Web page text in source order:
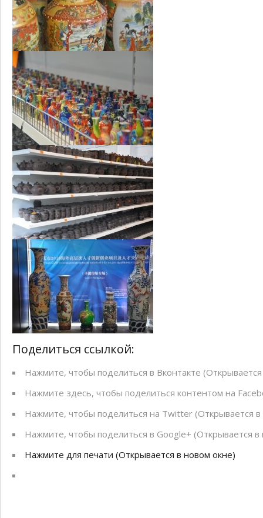
Поделиться ссылкой:
Нажмите, чтобы поделиться в Вконтакте
Нажмите здесь, чтобы поделиться контентом на
Нажмите, чтобы поделиться на Twitter (Открывается
Нажмите, чтобы поделиться в Google+ (Открывается в
Нажмите для печати (Открывается в новом окне)